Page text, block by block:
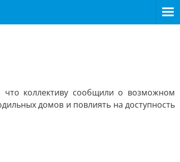
коллективу сообщили о возможном
домов и повлиять на доступность